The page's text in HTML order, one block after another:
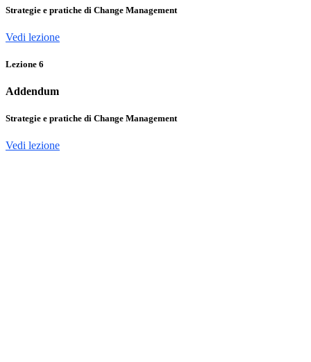
Strategie e pratiche di Change Management
Vedi lezione
Lezione 6
Addendum
Strategie e pratiche di Change Management
Vedi lezione